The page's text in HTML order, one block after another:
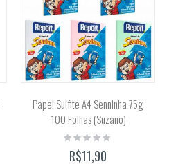
Papel Sulfite A4 Senninha 75g
100 Folhas (Suzano)
Rating:
0%
R$11,90